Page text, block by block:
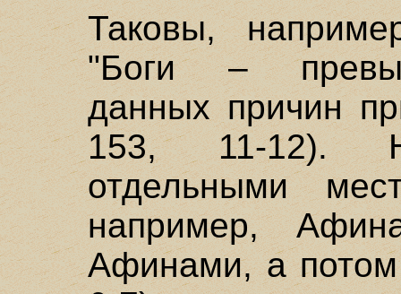
Таковы,
"Боги –
данных причин
153, 11-12).
отдельными
например,
Афинами, а